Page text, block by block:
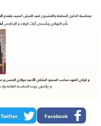
Facebook
Twitter